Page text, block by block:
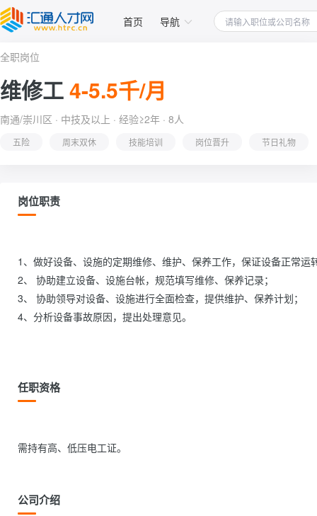
首页 导航
全职岗位
维修工4-5.5千/月
南通/崇川区 · 中技及以上 · 经验≥2年 · 8人
五险 周末双休 技能培训 岗位晋升 节日礼物
岗位职责
1、做好设备、设施的定期维修、维护、保养工作，保证设备正常运
2、 协助建立设备、设施台帐，规范填写维修、保养记录；
3、 协助领导对设备、设施进行全面检查，提供维护、保养计划；
4、分析设备事故原因，提出处理意见。
任职资格
需持有高、低压电工证。
公司介绍